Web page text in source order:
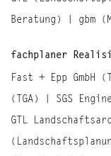
Beratung) | gbm
fachplaner
Fast + Epp
(TGA) | SGS
GTL